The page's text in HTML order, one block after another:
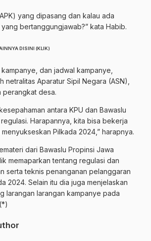
yang dipasang dan kalau ada
bertanggungjawab?” kata Habib.
DISINI (KLIK)
dan jadwal kampanye,
netralitas Aparatur Sipil Negara (ASN),
perangkat desa.
antara KPU dan Bawaslu
Harapannya, kita bisa bekerja
Pilkada 2024,” harapnya.
dari Bawaslu Propinsi Jawa
memaparkan tentang regulasi dan
serta teknis penanganan pelanggaran
2024. Selain itu dia juga menjelaskan
larangan larangan kampanye pada